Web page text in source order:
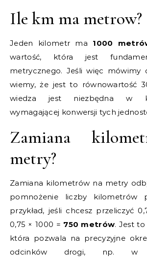
Ile km ma metrow?
Jeden kilometr ma 1000
wartość, która jest
metrycznego. Jeśli więc mówimy
wiemy, że jest to równowartość
wiedza jest niezbędna w
wymagającej konwersji tych
Zamiana
metry?
Zamiana kilometrów na metry
pomnożenie liczby kilometrów
przykład, jeśli chcesz przeliczyć
0,75 × 1000 = 750 metrów. Jest
która pozwala na precyzyjne
odcinków drogi, np. w